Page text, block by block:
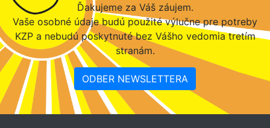
Ďakujeme za Váš záujem.
Vaše osobné údaje budú použité výlučne pre potreby
KZP a nebudú poskytnuté bez Vášho vedomia tretím
stranám.
ODBER NEWSLETTERA